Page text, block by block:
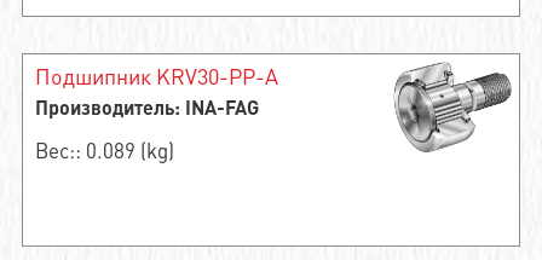
Подшипник KRV30-PP-A
Производитель: INA-FAG
Вес:: 0.089 (kg)